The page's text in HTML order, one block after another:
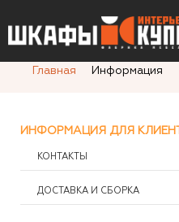
Главная
Информация
ИНФОРМАЦИЯ ДЛЯ
КОНТАКТЫ
ДОСТАВКА И СБОРКА